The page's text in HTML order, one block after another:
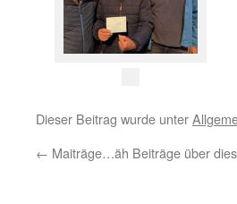
Dieser Beitrag wurde unter
← Maiträge…äh Beiträge über